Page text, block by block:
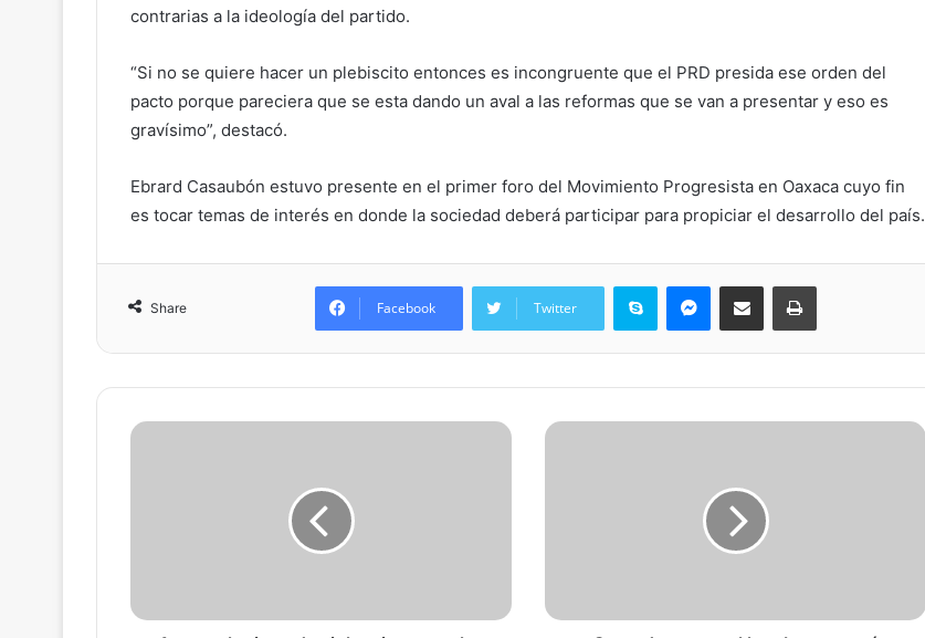
contrarias a la ideología del partido.
“Si no se quiere hacer un plebiscito entonces es incongruente que el PRD presida ese orden del
pacto porque pareciera que se esta dando un aval a las reformas que se van a presentar y eso es
gravísimo”, destacó.
Ebrard Casaubón estuvo presente en el primer foro del Movimiento Progresista en Oaxaca cuyo fin
es tocar temas de interés en donde la sociedad deberá participar para propiciar el desarrollo del país.
Share Facebook Twitter
Skype Messenger
Share via Email Print